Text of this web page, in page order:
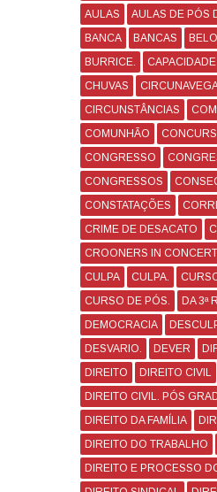
AULAS
AULAS DE PÓS
BANCA
BANCAS
BURRICE.
CAPACIDADE
CHUVAS
CIRCUNSTÂNCIAS
COMUNHÃO
CONGRESSO
CONGRESSOS
CONSTATAÇÕES
CRIME DE DESACATO
CROONERS IN CONCERT
CULPA
CULPA.
CURSO DE PÓS.
DA 3ª
DEMOCRACIA
DESVARIO.
DEVER
DIREITO
DIREITO CIVIL
DIREITO CIVIL. PÓS
DIREITO DA FAMÍLIA
DIREITO DO TRABALHO
DIREITO E PROCESSO